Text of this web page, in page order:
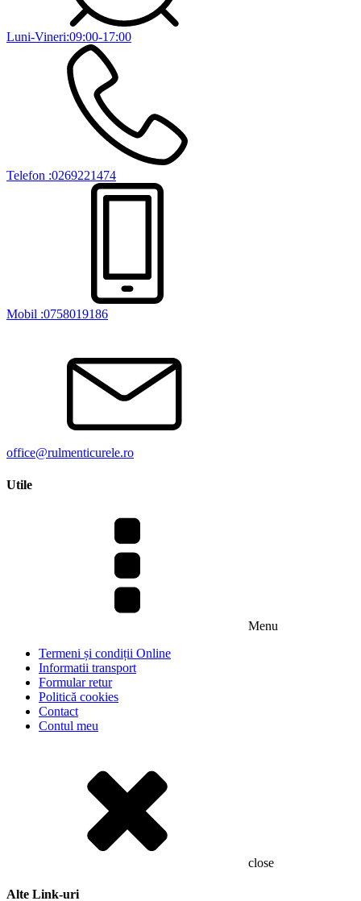
Luni-Vineri:09:00-17:00
Telefon :0269221474
Mobil :0758019186
office@rulmenticurele.ro
Utile
Menu
Termeni și condiții Online
Informatii transport
Formular retur
Politică cookies
Contact
Contul meu
close
Alte Link-uri